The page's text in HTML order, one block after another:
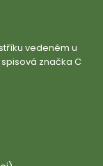
vedeném u
značka C